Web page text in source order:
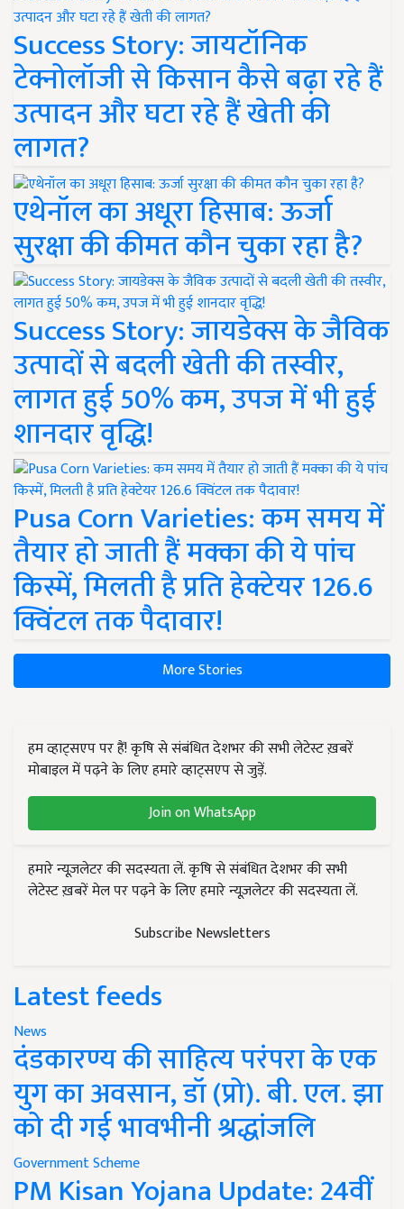
Success Story: जायटॉनिक
टेक्नोलॉजी से किसान कैसे बढ़ा रहे हैं
उत्पादन और घटा रहे हैं खेती की
लागत?
एथेनॉल का अधूरा हिसाब: ऊर्जा
सुरक्षा की कीमत कौन चुका रहा है?
Success Story: जायडेक्स के जैविक
उत्पादों से बदली खेती की तस्वीर,
लागत हुई 50% कम, उपज में भी हुई
शानदार वृद्धि!
Pusa Corn Varieties: कम समय में
तैयार हो जाती हैं मक्का की ये पांच
किस्में, मिलती है प्रति हेक्टेयर 126.6
क्विंटल तक पैदावार!
More Stories
हम व्हाट्सएप पर हैं! कृषि से संबंधित देशभर की सभी लेटेस्ट ख़बरें
मोबाइल में पढ़ने के लिए हमारे व्हाट्सएप से जुड़ें.
Join on WhatsApp
हमारे न्यूज़लेटर की सदस्यता लें. कृषि से संबंधित देशभर की सभी
लेटेस्ट ख़बरें मेल पर पढ़ने के लिए हमारे न्यूज़लेटर की सदस्यता लें.
Subscribe Newsletters
Latest feeds
News
दंडकारण्य की साहित्य परंपरा के एक
युग का अवसान, डॉ (प्रो). बी. एल. झा
को दी गई भावभीनी श्रद्धांजलि
Government Scheme
PM Kisan Yojana Update: 24वीं